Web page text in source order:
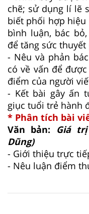
chẽ; sử dụng lí lẽ
biết phối hợp hiệu
bình luận, bác
để tăng sức
- Nêu và phản
có về vấn để
điểm của người
- Kết bài gây ấn
giục tuổi trẻ hành
* Phân tích bài
Văn bản:
Giá
Dũng)
- Giới thiệu trực
- Nêu luận điểm